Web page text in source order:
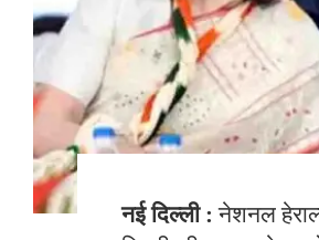
नई दिल्ली :नेशनल